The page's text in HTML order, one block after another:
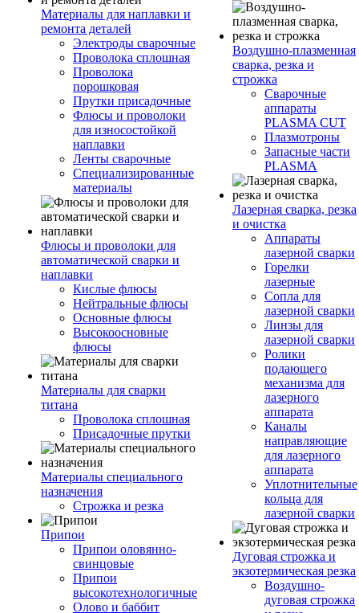
Материалы для наплавки и
ремонта деталей
Электроды сварочные
Проволока сплошная
Проволока
порошковая
Прутки присадочные
Флюсы и проволоки
для износостойкой
наплавки
Ленты сварочные
Специализированные
материалы
Флюсы и проволоки для
автоматической сварки и
наплавки
Кислые флюсы
Нейтральные флюсы
Основные флюсы
Высокоосновные
флюсы
Материалы для сварки
титана
Проволока сплошная
Присадочные прутки
Материалы специального
назначения
Строжка и резка
Припои
Припои оловянно-
свинцовые
Припои
высокотехнологичные
Олово и баббит
Воздушно-плазменная
сварка, резка и
строжка
Сварочные
аппараты
PLASMA CUT
Плазмотроны
Запасные части
PLASMA
Лазерная сварка, резка
и очистка
Аппараты
лазерной сварки
Горелки
лазерные
Сопла для
лазерной сварки
Линзы для
лазерной сварки
Ролики
подающего
механизма для
лазерного
аппарата
Каналы
направляющие
для лазерного
аппарата
Уплотнительные
кольца для
лазерной сварки
Дуговая строжка и
экзотермическая резка
Воздушно-
дуговая строжка